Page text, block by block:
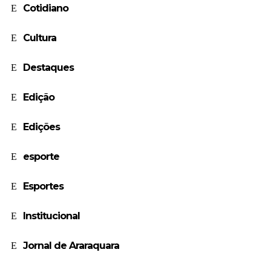
Cotidiano
Cultura
Destaques
Edição
Edições
esporte
Esportes
Institucional
Jornal de Araraquara